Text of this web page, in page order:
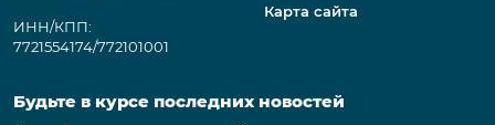
ИНН/КПП:
7721554174/772101001
Карта сайта
Будьте в курсе последних новостей